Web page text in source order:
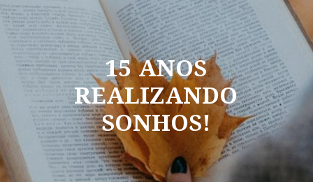
15 ANOS
REALIZANDO
SONHOS!